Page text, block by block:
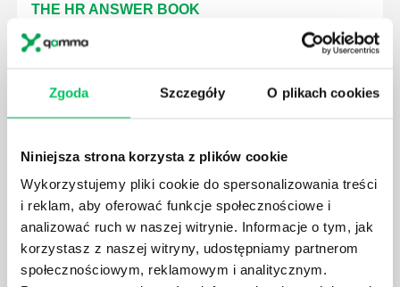
Zgoda Szczegóły O plikach cookies
Niniejsza strona korzysta z plików cookie
Wykorzystujemy pliki cookie do spersonalizowania treści
i reklam, aby oferować funkcje społecznościowe i
analizować ruch w naszej witrynie. Informacje o tym, jak
korzystasz z naszej witryny, udostępniamy partnerom
społecznościowym, reklamowym i analitycznym.
THE HR ANSWER BOOK
Menedżerowie HR i inni specjaliści w tej dziedzinie
muszą wiedzieć, co robić w trudnych sytuacjach
zwolnień. Aby pomóc osobom pracującym w dziale
zasobów ludzkich, specjaliści Shawn Smith i
dokuczliwych pytań, z którymi takie osoby
pracy.Książka „The HR Answer Book” omawia wiele
problemów, z...